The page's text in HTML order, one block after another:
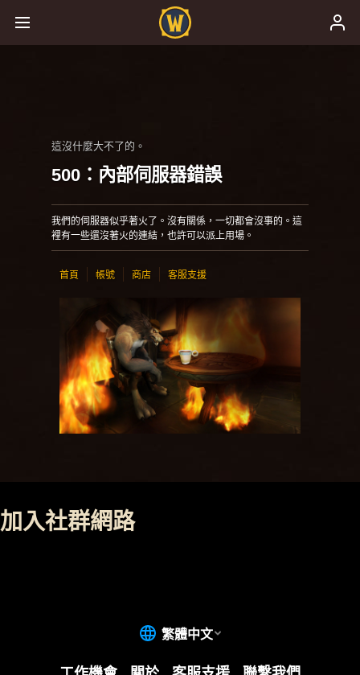
這沒什麼大不了的。
500：內部伺服器錯誤
我們的伺服器似乎著火了。沒有關係，一切都會沒事的。這
裡有一些還沒著火的連結，也許可以派上用場。
首頁 帳號 商店 客服支援
加入社群網路